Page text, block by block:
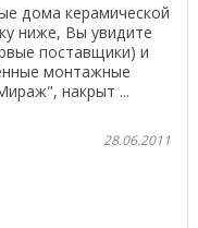
дома керамической
ниже, Вы увидите
поставщики) и
монтажные
накрыт ...
28.06.2011